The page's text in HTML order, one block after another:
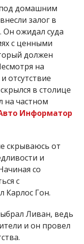
под домашним
залог в
Он ожидал суда
с ценными
должен
на
отсутствие
в столице
на частном
Информатор
скрываюсь от
и
со
с
Карлос Гон.
Ливан, ведь
и он провел